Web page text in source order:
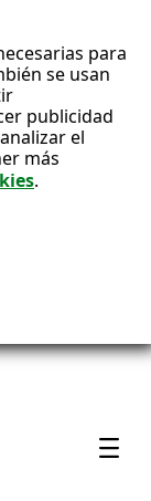
para
se usan
publicidad
el
más
.